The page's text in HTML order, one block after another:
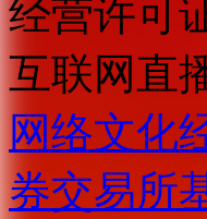
经营许可
互联网直
网络文化
券交易所